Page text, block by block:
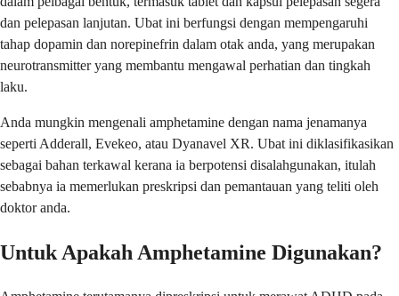
dan pelepasan lanjutan. Ubat ini berfungsi dengan mempengaruhi
tahap dopamin dan norepinefrin dalam otak anda, yang merupakan
neurotransmitter yang membantu mengawal perhatian dan tingkah
laku.
Anda mungkin mengenali amphetamine dengan nama jenamanya
seperti Adderall, Evekeo, atau Dyanavel XR. Ubat ini diklasifikasikan
sebagai bahan terkawal kerana ia berpotensi disalahgunakan, itulah
sebabnya ia memerlukan preskripsi dan pemantauan yang teliti oleh
doktor anda.
Untuk Apakah Amphetamine Digunakan?